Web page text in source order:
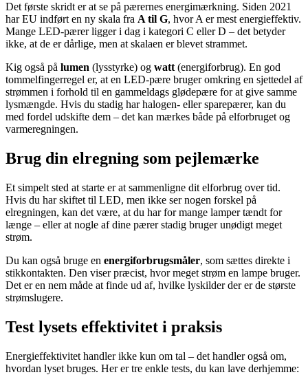
Det første skridt er at se på pærernes energimærkning. Siden 2021
har EU indført en ny skala fra A til G, hvor A er mest energieffektiv.
Mange LED-pærer ligger i dag i kategori C eller D – det betyder
ikke, at de er dårlige, men at skalaen er blevet strammet.
Kig også på lumen (lysstyrke) og watt(energiforbrug). En god
tommelfingerregel er, at en LED-pære bruger omkring en sjettedel af
strømmen i forhold til en gammeldags glødepære for at give samme
lysmængde. Hvis du stadig har halogen- eller sparepærer, kan du
med fordel udskifte dem – det kan mærkes både på elforbruget og
varmeregningen.
Brug din elregning som pejlemærke
Et simpelt sted at starte er at sammenligne dit elforbrug over tid.
Hvis du har skiftet til LED, men ikke ser nogen forskel på
elregningen, kan det være, at du har for mange lamper tændt for
længe – eller at nogle af dine pærer stadig bruger unødigt meget
strøm.
Du kan også bruge en energiforbrugsmåler, som sættes direkte i
stikkontakten. Den viser præcist, hvor meget strøm en lampe bruger.
Det er en nem måde at finde ud af, hvilke lyskilder der er de største
strømslugere.
Test lysets effektivitet i praksis
Energieffektivitet handler ikke kun om tal – det handler også om,
hvordan lyset bruges. Her er tre enkle tests, du kan lave derhjemme: